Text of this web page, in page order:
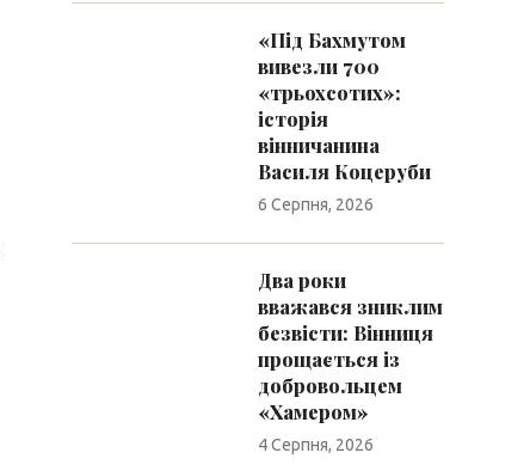
«Під Бахмутом
вивезли 700
«трьохсотих»:
історія
вінничанина
Василя Коцеруби
6 Серпня, 2026
Два роки
вважався зниклим
безвісти: Вінниця
прощається із
добровольцем
«Хамером»
4 Серпня, 2026